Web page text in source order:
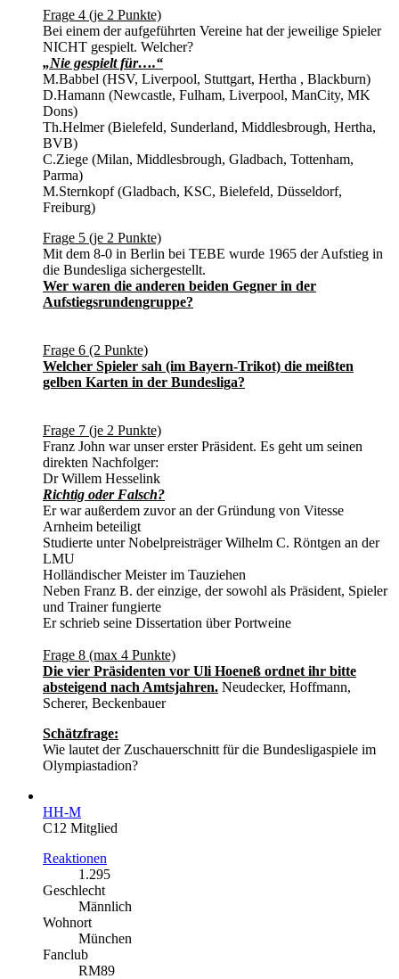
Frage 4 (je 2 Punkte)
Bei einem der aufgeführten Vereine hat der jeweilige Spieler
NICHT gespielt. Welcher?
„Nie gespielt für….“
M.Babbel (HSV, Liverpool, Stuttgart, Hertha , Blackburn)
D.Hamann (Newcastle, Fulham, Liverpool, ManCity, MK
Dons)
Th.Helmer (Bielefeld, Sunderland, Middlesbrough, Hertha,
BVB)
C.Ziege (Milan, Middlesbrough, Gladbach, Tottenham,
Parma)
M.Sternkopf (Gladbach, KSC, Bielefeld, Düsseldorf,
Freiburg)
Frage 5 (je 2 Punkte)
Mit dem 8-0 in Berlin bei TEBE wurde 1965 der Aufstieg in
die Bundesliga sichergestellt.
Wer waren die anderen beiden Gegner in der
Aufstiegsrundengruppe?
Frage 6 (2 Punkte)
Welcher Spieler sah (im Bayern-Trikot) die meißten
gelben Karten in der Bundesliga?
Frage 7 (je 2 Punkte)
Franz John war unser erster Präsident. Es geht um seinen
direkten Nachfolger:
Dr Willem Hesselink
Richtig oder Falsch?
Er war außerdem zuvor an der Gründung von Vitesse
Arnheim beteiligt
Studierte unter Nobelpreisträger Wilhelm C. Röntgen an der
LMU
Holländischer Meister im Tauziehen
Neben Franz B. der einzige, der sowohl als Präsident, Spieler
und Trainer fungierte
Er schrieb seine Dissertation über Portweine
Frage 8 (max 4 Punkte)
Die vier Präsidenten vor Uli Hoeneß ordnet ihr bitte
absteigend nach Amtsjahren. Neudecker, Hoffmann,
Scherer, Beckenbauer
Schätzfrage:
Wie lautet der Zuschauerschnitt für die Bundesligaspiele im
Olympiastadion?
HH-M
C12 Mitglied
Reaktionen
1.295
Geschlecht
Männlich
Wohnort
München
Fanclub
RM89